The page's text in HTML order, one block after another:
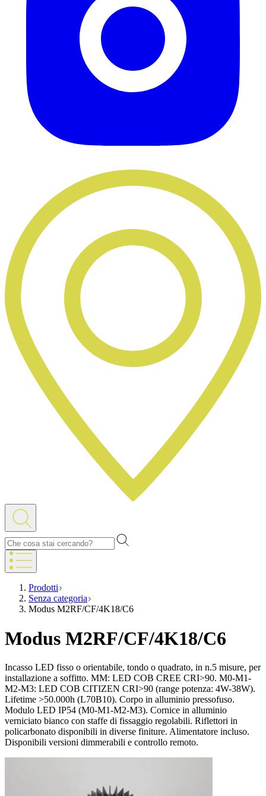
Prodotti
Senza categoria
Modus M2RF/CF/4K18/C6
Modus M2RF/CF/4K18/C6
Incasso LED fisso o orientabile, tondo o quadrato, in n.5 misure, per
installazione a soffitto. MM: LED COB CREE CRI>90. M0-M1-
M2-M3: LED COB CITIZEN CRI>90 (range potenza: 4W-38W).
Lifetime >50.000h (L70B10). Corpo in alluminio pressofuso.
Modulo LED IP54 (M0-M1-M2-M3). Cornice in alluminio
verniciato bianco con staffe di fissaggio regolabili. Riflettori in
policarbonato disponibili in diverse finiture. Alimentatore incluso.
Disponibili versioni dimmerabili e controllo remoto.